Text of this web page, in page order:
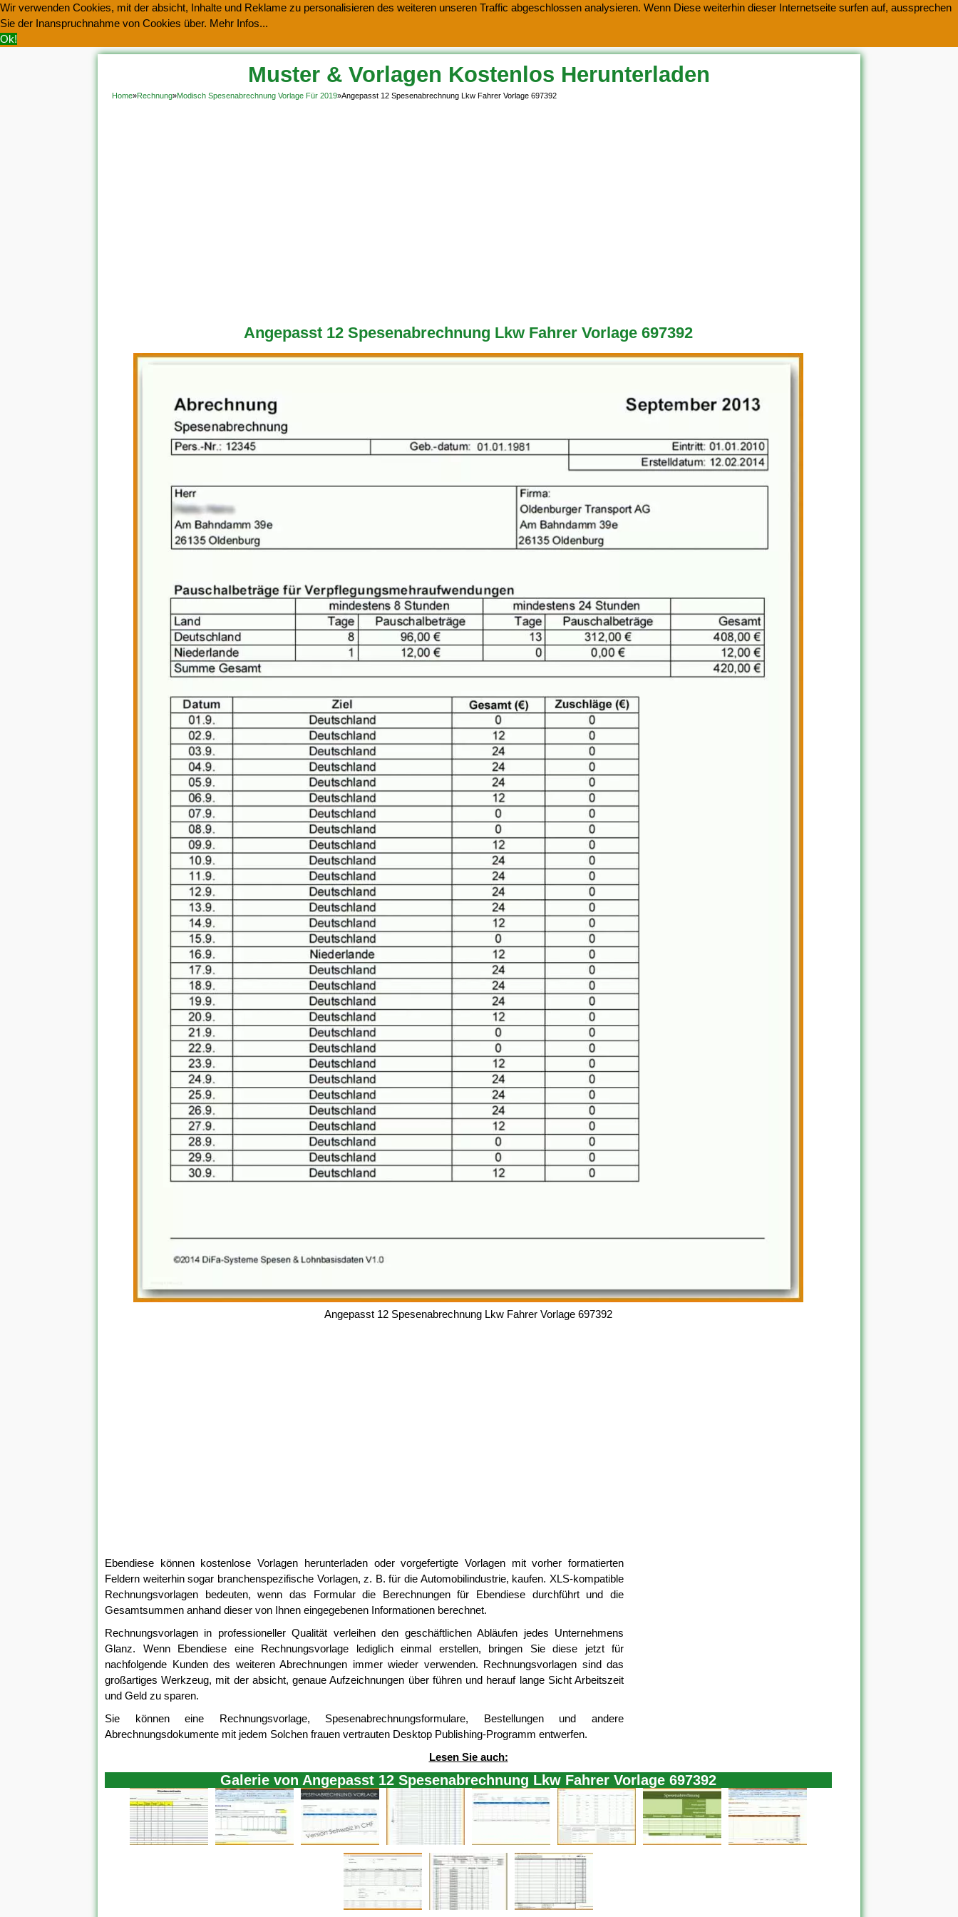
Wir verwenden Cookies, mit der absicht, Inhalte und Reklame zu personalisieren des weiteren unseren Traffic abgeschlossen analysieren. Wenn Diese weiterhin dieser Internetseite surfen auf, aussprechen
Sie der Inanspruchnahme von Cookies über. Mehr Infos...
Ok!
Muster & Vorlagen Kostenlos Herunterladen
Home»Rechnung»Modisch Spesenabrechnung Vorlage Für 2019»Angepasst 12 Spesenabrechnung Lkw Fahrer Vorlage 697392
Angepasst 12 Spesenabrechnung Lkw Fahrer Vorlage 697392
Angepasst 12 Spesenabrechnung Lkw Fahrer Vorlage 697392
Ebendiese können kostenlose Vorlagen herunterladen oder vorgefertigte Vorlagen mit vorher formatierten
Feldern weiterhin sogar branchenspezifische Vorlagen, z. B. für die Automobilindustrie, kaufen. XLS-kompatible
Rechnungsvorlagen bedeuten, wenn das Formular die Berechnungen für Ebendiese durchführt und die
Gesamtsummen anhand dieser von Ihnen eingegebenen Informationen berechnet.
Rechnungsvorlagen in professioneller Qualität verleihen den geschäftlichen Abläufen jedes Unternehmens
Glanz. Wenn Ebendiese eine Rechnungsvorlage lediglich einmal erstellen, bringen Sie diese jetzt für
nachfolgende Kunden des weiteren Abrechnungen immer wieder verwenden. Rechnungsvorlagen sind das
großartiges Werkzeug, mit der absicht, genaue Aufzeichnungen über führen und herauf lange Sicht Arbeitszeit
und Geld zu sparen.
Sie können eine Rechnungsvorlage, Spesenabrechnungsformulare, Bestellungen und andere
Abrechnungsdokumente mit jedem Solchen frauen vertrauten Desktop Publishing-Programm entwerfen.
Lesen Sie auch:
Galerie von Angepasst 12 Spesenabrechnung Lkw Fahrer Vorlage 697392